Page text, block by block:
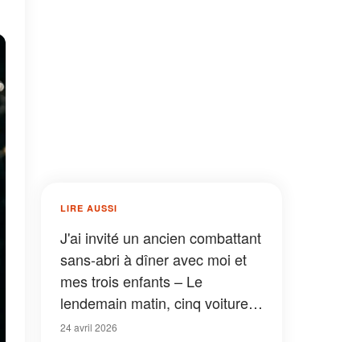
LIRE AUSSI
J'ai invité un ancien combattant
sans-abri à dîner avec moi et
mes trois enfants – Le
lendemain matin, cinq voitures
de police ont encerclé ma
24 avril 2026